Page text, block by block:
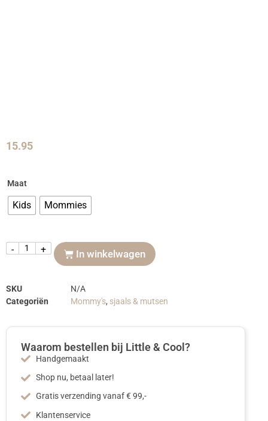
15.95
Maat
Kids Mommies
- + In winkelwagen
SKU
N/A
Categoriën
Mommy's, sjaals & mutsen
Waarom bestellen bij Little & Cool?
Handgemaakt
Shop nu, betaal later!
Gratis verzending vanaf € 99,-
Klantenservice